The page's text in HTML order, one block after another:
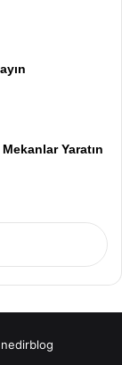
Yaratın
nedirblog